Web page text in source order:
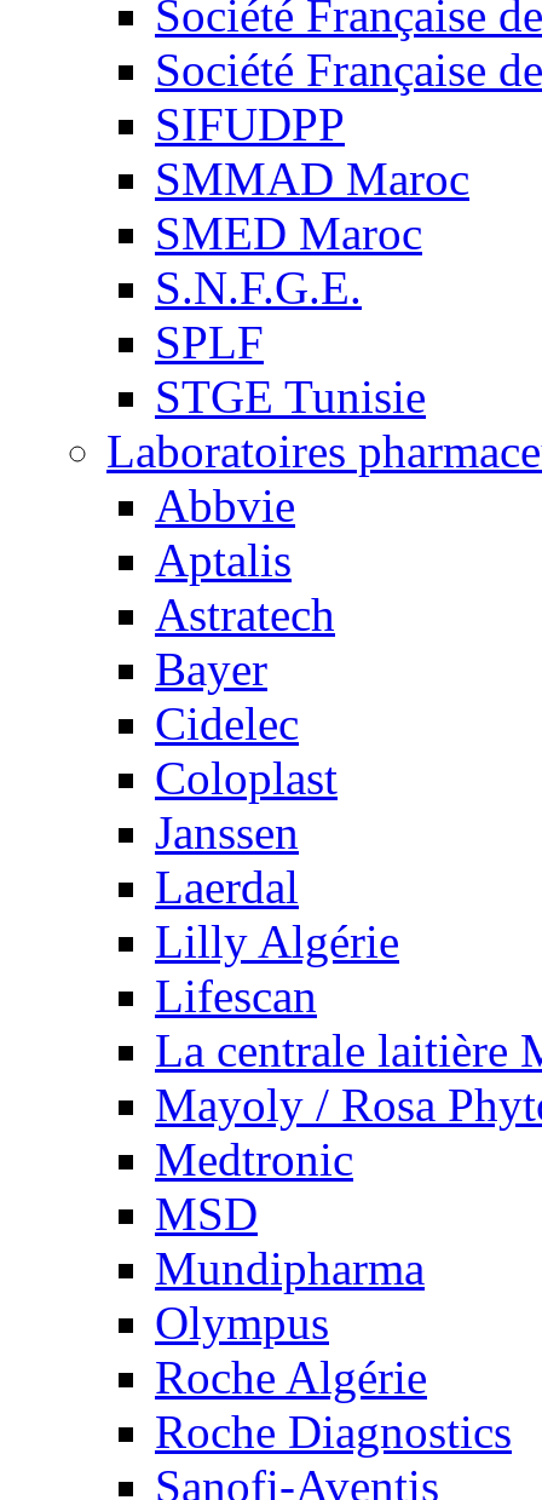
Société Française
Société Française
SIFUDPP
SMMAD Maroc
SMED Maroc
S.N.F.G.E.
SPLF
STGE Tunisie
Laboratoires
Abbvie
Aptalis
Astratech
Bayer
Cidelec
Coloplast
Janssen
Laerdal
Lilly Algérie
Lifescan
La centrale laitière
Mayoly / Rosa
Medtronic
MSD
Mundipharma
Olympus
Roche Algérie
Roche Diagnostics
Sanofi-Aventis